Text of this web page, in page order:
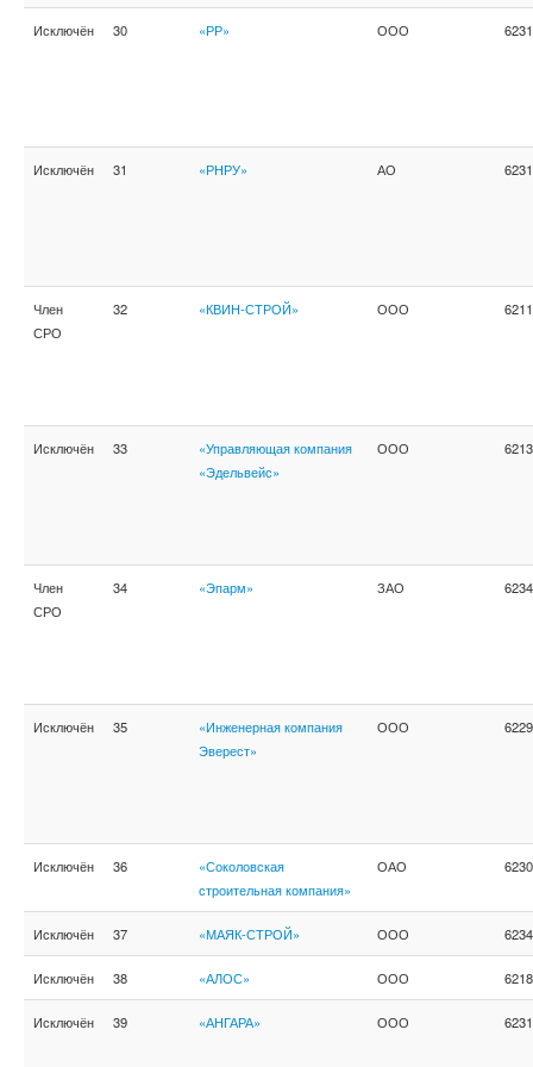
Исключён 30 «РР» ООО
Исключён 31 «РНРУ» АО
Член
СРО
32 «КВИН-СТРОЙ» ООО
Исключён 33
«Управляющая компания
«Эдельвейс»
ООО
Член
СРО
34 «Эпарм» ЗАО
Исключён 35
«Инженерная компания
Эверест»
ООО
Исключён 36
«Соколовская
строительная компания»
ОАО
Исключён 37 «МАЯК-СТРОЙ» ООО
Исключён 38 «АЛОС» ООО
Исключён 39 «АНГАРА» ООО